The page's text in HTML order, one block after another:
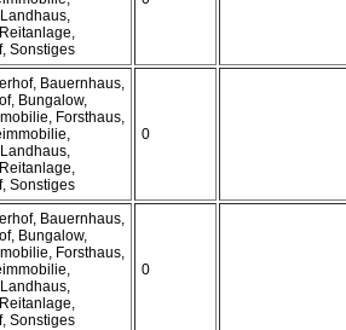
Sonstiges
Bauernhaus,
Bungalow,
Forsthaus,
Sonstiges
0
Bauernhaus,
Bungalow,
Forsthaus,
Sonstiges
0